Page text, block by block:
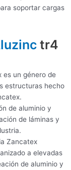
soportar cargas
tr4
es un género de
estructuras hecho
de aluminio y
de láminas y
Zancatex
a elevadas
de aluminio y